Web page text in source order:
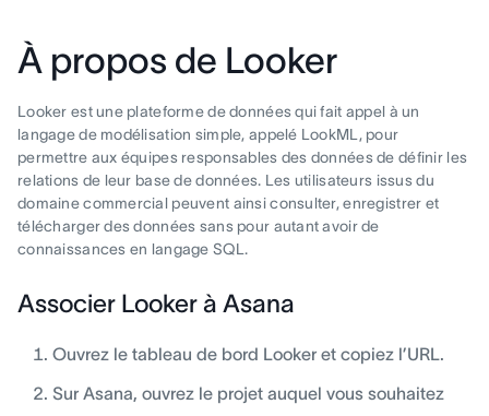
À propos de Looker
Looker est une plateforme de données qui fait appel à un
langage de modélisation simple, appelé LookML, pour
permettre aux équipes responsables des données de définir les
relations de leur base de données. Les utilisateurs issus du
domaine commercial peuvent ainsi consulter, enregistrer et
télécharger des données sans pour autant avoir de
connaissances en langage SQL.
Associer Looker à Asana
Ouvrez le tableau de bord Looker et copiez l’URL.
Sur Asana, ouvrez le projet auquel vous souhaitez